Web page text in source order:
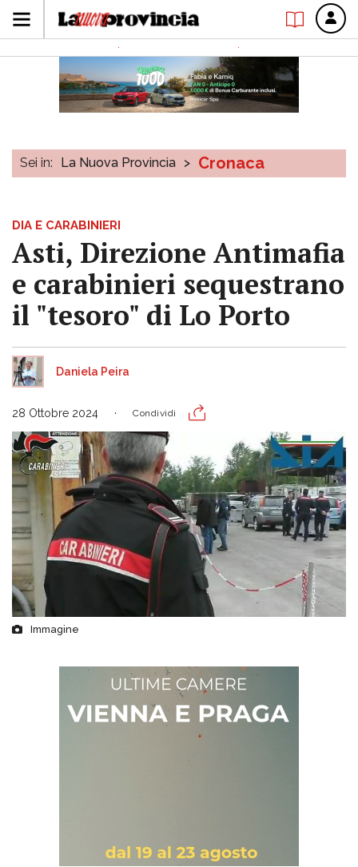
Sei in: La Nuova Provincia > Cronaca
DIA E CARABINIERI
Asti, Direzione Antimafia
e carabinieri sequestrano
il "tesoro" di Lo Porto
Daniela Peira
28 Ottobre 2024 Condividi
Immagine